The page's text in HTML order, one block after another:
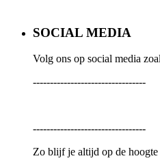
SOCIAL MEDIA
Volg ons op social media
---------------------------------
---------------------------------
Zo blijf je altijd op de hoogte